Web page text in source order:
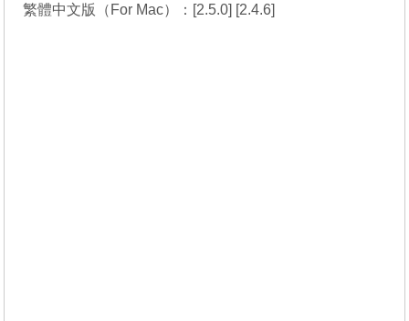
繁體中文版（For Mac）：[2.5.0] [2.4.6]